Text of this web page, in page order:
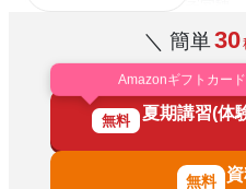
通塾の目的
策、学習
対策、推
国公立大
策、英検(
対策、数
対策
＼ 簡単30
Amazonギフトカー
無料 夏期講習(体